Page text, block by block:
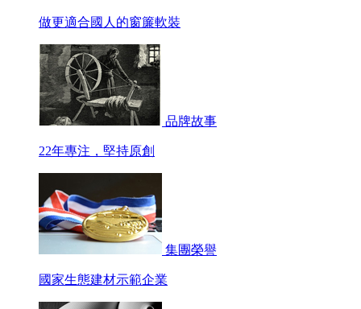
做更適合國人的窗簾軟裝
品牌故事
22年專注，堅持原創
集團榮譽
國家生態建材示範企業